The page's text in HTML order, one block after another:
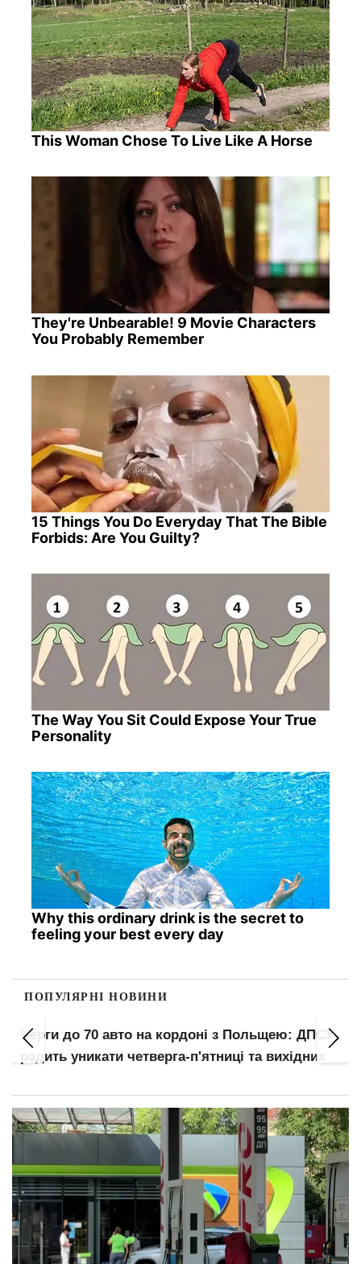
This Woman Chose To Live Like A Horse
They're Unbearable! 9 Movie Characters
You Probably Remember
15 Things You Do Everyday That The Bible
Forbids: Are You Guilty?
The Way You Sit Could Expose Your True
Personality
Why this ordinary drink is the secret to
feeling your best every day
ПОПУЛЯРНІ НОВИНИ
Черги до 70 авто на кордоні з Польщею: ДПСУ
радить уникати четверга-п'ятниці та вихідних